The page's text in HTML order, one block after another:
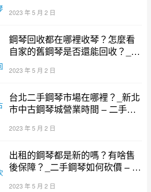
2023 年 5 月 2 日
鋼琴回收都在哪裡收琴？怎麼看
自家的舊鋼琴是否還能回收？_鋼
示中心
2023 年 5 月 2 日
台北二手鋼琴市場在哪裡？_新北
市中古鋼琴城營業時間 – 二手鋼
2023 年 5 月 2 日
出租的鋼琴都是新的嗎？有啥售
後保障？_二手鋼琴如何砍價 – 二
2023 年 5 月 2 日